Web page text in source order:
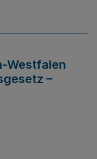
Westfalen
–